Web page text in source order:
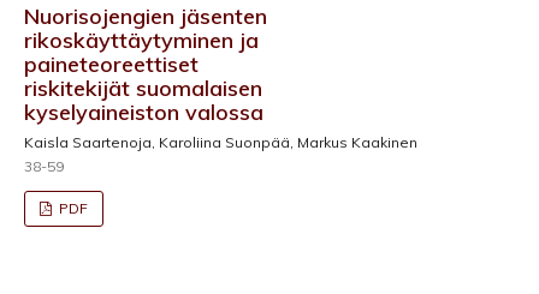
Nuorisojengien jäsenten
rikoskäyttäytyminen ja
paineteoreettiset
riskitekijät suomalaisen
kyselyaineiston valossa
Kaisla Saartenoja, Karoliina Suonpää, Markus Kaakinen
38-59
PDF